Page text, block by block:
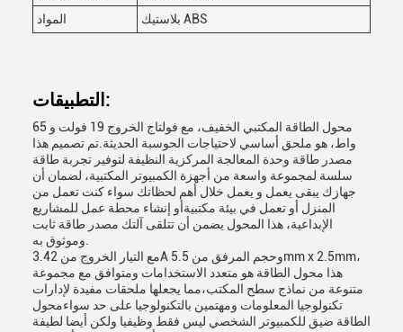
المواد
بلاستيك ABS
التطبيقات:
محول الطاقة المكتبي الخفيف، مع فولتاج الخروج 19 فولت و 65
واط، هو ملحق أساسي لاحتياجات الحوسبة الحديثة.تم تصميم هذا
مصدر طاقة وحدة المعالجة المركزية النظيفة لتوفير تجربة طاقة
سلسة لمجموعة واسعة من أجهزة الكمبيوتر المكتبية، لضمان أن
جهازك يبقى يعمل و يعمل خلال أهم لحظاتك سواء كنت تعمل من
المنزل أو تعمل في بيئة مكتبيةأو إنشاء محطة عمل للمشاريع
الإبداعية، هذا المحول يضمن أن تتلقى آلتك مصدر طاقة ثابت
مع التيار الخروج من 3.42A وحجم المرفق من 5.5mm x 2.5mm،
هذا محول الطاقة هو متعدد الاستخدامات ومتوافق مع مجموعة
متنوعة من نماذج سطح المكتب،مما يجعلها ملحقات مفيدة لإدارات
تكنولوجيا المعلومات ومهتمين بالتكنولوجيا على حد سواءمحول
الطاقة ضيق للكمبيوتر الشخصي ليس فقط وظيفيا ولكن أيضا لطيفة